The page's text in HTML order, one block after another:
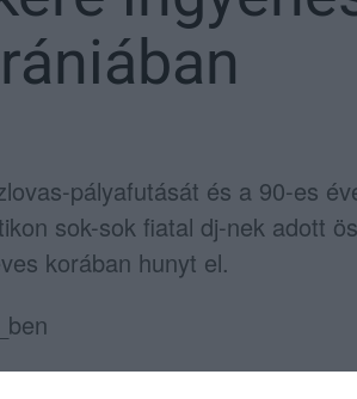
pályafutását és a 90-es
sok-sok fiatal dj-nek adott
korában hunyt el.